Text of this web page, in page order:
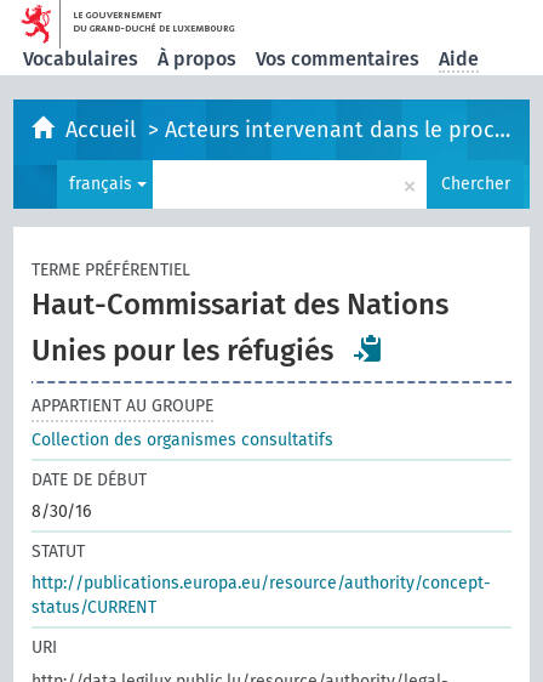
Vocabulaires À propos Vos commentaires Aide
Accueil >Acteurs intervenant dans le processus législatif
français × Chercher
TERME PRÉFÉRENTIEL
Haut-Commissariat des Nations
Unies pour les réfugiés
APPARTIENT AU GROUPE
Collection des organismes consultatifs
DATE DE DÉBUT
8/30/16
STATUT
http://publications.europa.eu/resource/authority/concept-
status/CURRENT
URI